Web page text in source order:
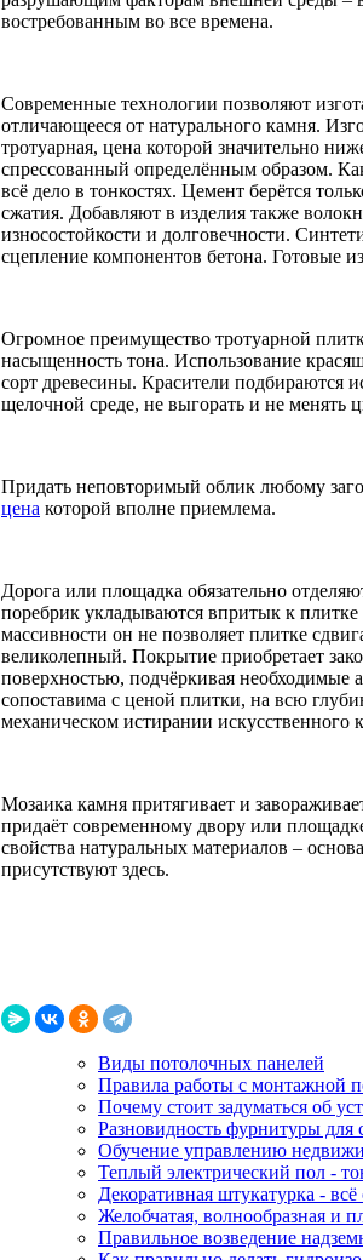
востребованным во все времена.
Современные технологии позволяют
отличающееся от натурального камня.
тротуарная, цена которой значительно
спрессованный определённым образом.
всё дело в тонкостях. Цемент берётся
сжатия. Добавляют в изделия также
износостойкости и долговечности.
сцепление компонентов бетона. Готовые
Огромное преимущество тротуарной
насыщенность тона. Использование
сорт древесины. Красители подбираются
щелочной среде, не выгорать и не менять
Придать неповторимый облик любому
цена которой вполне приемлема.
Дорога или площадка обязательно
поребрик укладываются впритык к
массивности он не позволяет плитке
великолепный. Покрытие приобретает
поверхностью, подчёркивая
сопоставима с ценой плитки, на всю
механическом истирании искусственного
Мозаика камня притягивает и
придаёт современному двору или
свойства натуральных материалов –
присутствуют здесь.
Виды потолочных панелей
Правила работы с монтажной
Почему стоит задуматься об
Разновидность фурнитуры для
Обучение управлению
Теплый электрический пол -
Декоративная штукатурка -
Желобчатая, волнообразная и
Правильное возведение